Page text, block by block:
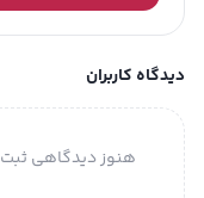
دیدگاه کاربران
هنوز دیدگاهی